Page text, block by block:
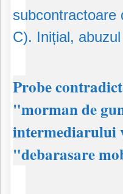
subcontractoare
C). Inițial,
​Probe
"morman de
intermediarului
"debarasare